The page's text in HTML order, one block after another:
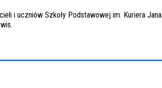
i uczniów Szkoły Podstawowej im. Kuriera